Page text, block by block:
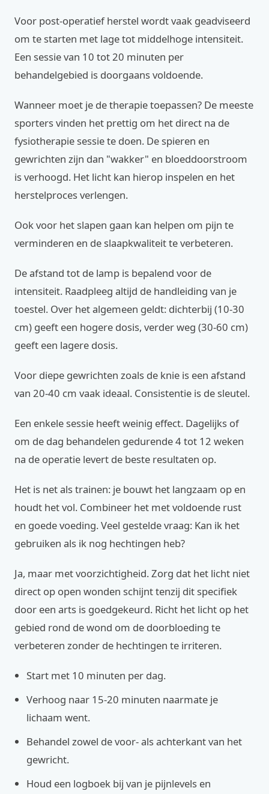
Voor post-operatief herstel wordt vaak geadviseerd
om te starten met lage tot middelhoge intensiteit.
Een sessie van 10 tot 20 minuten per
behandelgebied is doorgaans voldoende.
Wanneer moet je de therapie toepassen? De meeste
sporters vinden het prettig om het direct na de
fysiotherapie sessie te doen. De spieren en
gewrichten zijn dan "wakker" en bloeddoorstroom
is verhoogd. Het licht kan hierop inspelen en het
herstelproces verlengen.
Ook voor het slapen gaan kan helpen om pijn te
verminderen en de slaapkwaliteit te verbeteren.
De afstand tot de lamp is bepalend voor de
intensiteit. Raadpleeg altijd de handleiding van je
toestel. Over het algemeen geldt: dichterbij (10-30
cm) geeft een hogere dosis, verder weg (30-60 cm)
geeft een lagere dosis.
Voor diepe gewrichten zoals de knie is een afstand
van 20-40 cm vaak ideaal. Consistentie is de sleutel.
Een enkele sessie heeft weinig effect. Dagelijks of
om de dag behandelen gedurende 4 tot 12 weken
na de operatie levert de beste resultaten op.
Het is net als trainen: je bouwt het langzaam op en
houdt het vol. Combineer het met voldoende rust
en goede voeding. Veel gestelde vraag: Kan ik het
gebruiken als ik nog hechtingen heb?
Ja, maar met voorzichtigheid. Zorg dat het licht niet
direct op open wonden schijnt tenzij dit specifiek
door een arts is goedgekeurd. Richt het licht op het
gebied rond de wond om de doorbloeding te
verbeteren zonder de hechtingen te irriteren.
Start met 10 minuten per dag.
Verhoog naar 15-20 minuten naarmate je
lichaam went.
Behandel zowel de voor- als achterkant van het
gewricht.
Houd een logboek bij van je pijnlevels en